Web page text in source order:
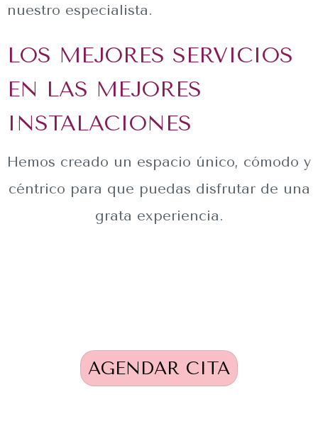
nuestro especialista.
LOS MEJORES SERVICIOS
EN LAS MEJORES
INSTALACIONES
Hemos creado un espacio único, cómodo y
céntrico para que puedas disfrutar de una
grata experiencia.
AGENDAR CITA